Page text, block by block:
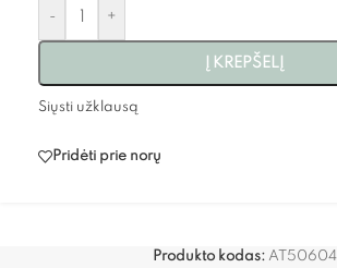
- +
Į KREPŠELĮ
Siųsti užklausą
Pridėti prie norų
Produkto kodas: AT50604